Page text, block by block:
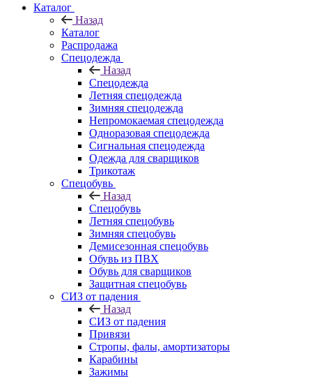
Каталог
Назад
Каталог
Распродажа
Спецодежда
Назад
Спецодежда
Летняя спецодежда
Зимняя спецодежда
Непромокаемая спецодежда
Одноразовая спецодежда
Сигнальная спецодежда
Одежда для сварщиков
Трикотаж
Спецобувь
Назад
Спецобувь
Летняя спецобувь
Зимняя спецобувь
Демисезонная спецобувь
Обувь из ПВХ
Обувь для сварщиков
Защитная спецобувь
СИЗ от падения
Назад
СИЗ от падения
Привязи
Стропы, фалы, амортизаторы
Карабины
Зажимы